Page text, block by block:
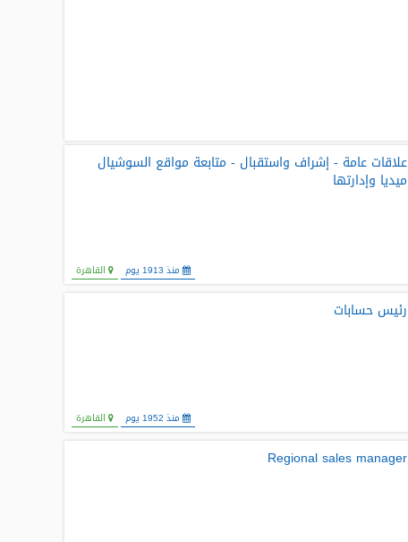
علاقات عامة - إشراف واستقبال - متابعة مواقع السوشيال
ميديا وإدارتها
منذ 1913 يوم القاهرة
رئيس حسابات
منذ 1952 يوم القاهرة
Regional sales manager